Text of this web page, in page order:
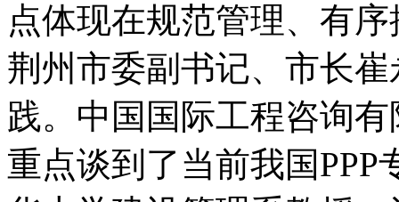
点体现在规范管理、有
荆州市委副书记、市长
践。中国国际工程咨询
重点谈到了当前我国